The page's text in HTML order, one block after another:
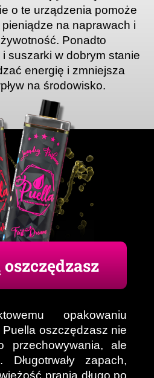
o te urządzenia pomoże
na naprawach i
Ponadto
suszarki w dobrym stanie
energię i zmniejsza
na środowisko.
opakowaniu
oszczędzasz nie
przechowywania, ale
Długotrwały zapach,
prania długo po